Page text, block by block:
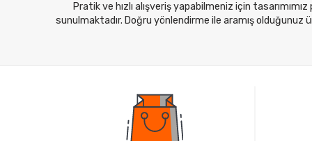
Pratik ve hızlı alışveriş yapabilmeniz için
sunulmaktadır. Doğru yönlendirme ile aramış olduğunuz